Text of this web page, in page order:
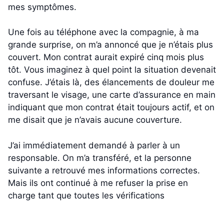
mes symptômes.
Une fois au téléphone avec la compagnie, à ma
grande surprise, on m’a annoncé que je n’étais plus
couvert. Mon contrat aurait expiré cinq mois plus
tôt. Vous imaginez à quel point la situation devenait
confuse. J’étais là, des élancements de douleur me
traversant le visage, une carte d’assurance en main
indiquant que mon contrat était toujours actif, et on
me disait que je n’avais aucune couverture.
J’ai immédiatement demandé à parler à un
responsable. On m’a transféré, et la personne
suivante a retrouvé mes informations correctes.
Mais ils ont continué à me refuser la prise en
charge tant que toutes les vérifications